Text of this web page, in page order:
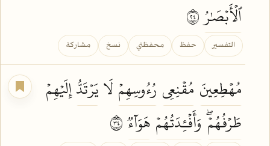
ٱلۡأَبۡصَٰرُ
التفسير حفظ محفظتي نسخ مشاركة
مُهۡطِعِينَ مُقۡنِعِي رُءُوسِهِمۡ لَايَرۡتَدُّإِلَيۡهِمۡ
طَرۡفُهُمۡۖ وَأَفۡـِٔدَتُهُمۡ هَوَآءٞ